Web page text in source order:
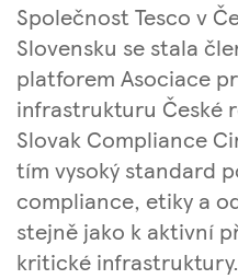
Společnost Tesco v
Slovensku se stala
platforem Asociace
infrastrukturu České
Slovak Compliance
tím vysoký standard
compliance, etiky a
stejně jako k aktivní
kritické infrastruktury.